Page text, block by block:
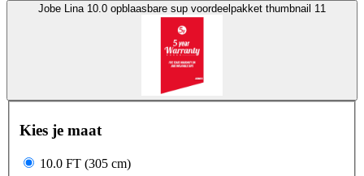
Jobe Lina 10.0 opblaasbare sup voordeelpakket thumbnail 11
Kies je maat
10.0 FT (305 cm)